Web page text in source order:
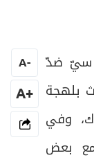
ضدّ
بلهجة
وفي
مع بعض
-
A
+A